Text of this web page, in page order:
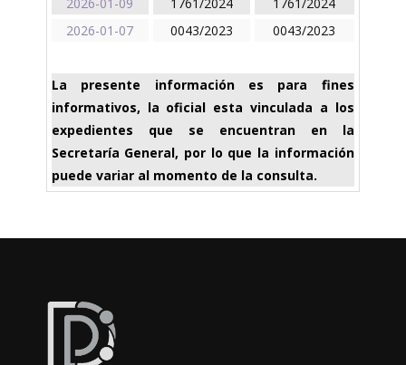
2026-01-07
0043/2023 0043/2023
La presente información es para fines
informativos, la oficial esta vinculada a los
expedientes que se encuentran en la
Secretaría General, por lo que la información
puede variar al momento de la consulta.